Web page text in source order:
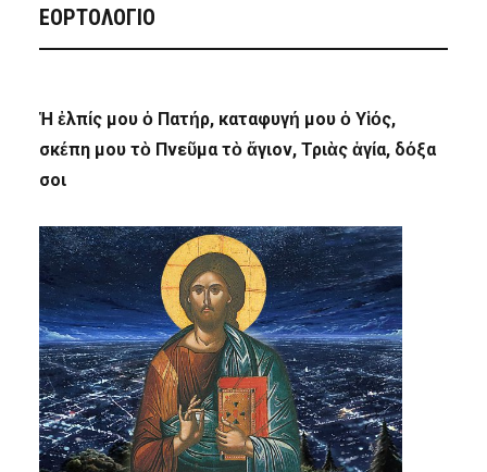
ΕΟΡΤΟΛΟΓΙΟ
Ἡ ἐλπίς μου ὁ Πατήρ, καταφυγή μου ὁ Υἱός,
σκέπη μου τὸ Πνεῦμα τὸ ἅγιον, Τριὰς ἁγία, δόξα
σοι